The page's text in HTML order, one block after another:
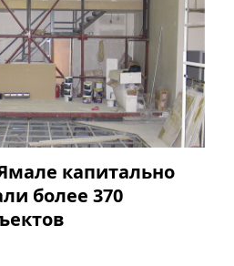
капитально
более 370